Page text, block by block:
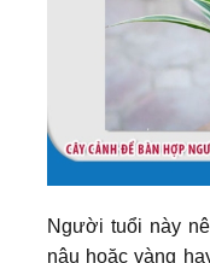
Người tuổi này
nâu hoặc vàng